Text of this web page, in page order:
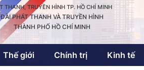
THANH, TRUYỀN HÌNH TP. HỒ CHÍ MINH
ĐÀI PHÁT THANH VÀ TRUYỀN HÌNH
THÀNH PHỐ HỒ CHÍ MINH
Thế giới Chính trị Kinh tế